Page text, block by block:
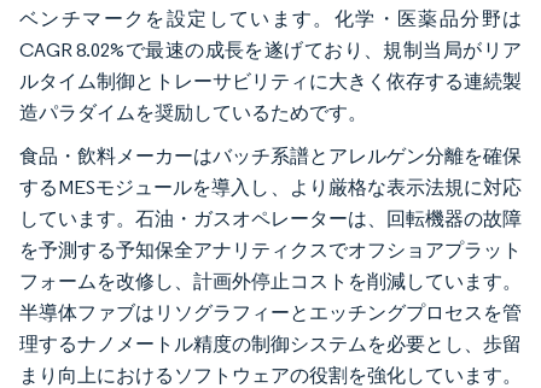
ベンチマークを設定しています。化学・医薬品分野は
CAGR 8.02%で最速の成長を遂げており、規制当局がリア
ルタイム制御とトレーサビリティに大きく依存する連続製
造パラダイムを奨励しているためです。
食品・飲料メーカーはバッチ系譜とアレルゲン分離を確保
するMESモジュールを導入し、より厳格な表示法規に対応
しています。石油・ガスオペレーターは、回転機器の故障
を予測する予知保全アナリティクスでオフショアプラット
フォームを改修し、計画外停止コストを削減しています。
半導体ファブはリソグラフィーとエッチングプロセスを管
理するナノメートル精度の制御システムを必要とし、歩留
まり向上におけるソフトウェアの役割を強化しています。